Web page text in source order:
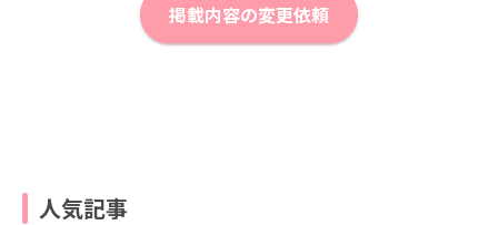
掲載内容の変更依頼
人気記事